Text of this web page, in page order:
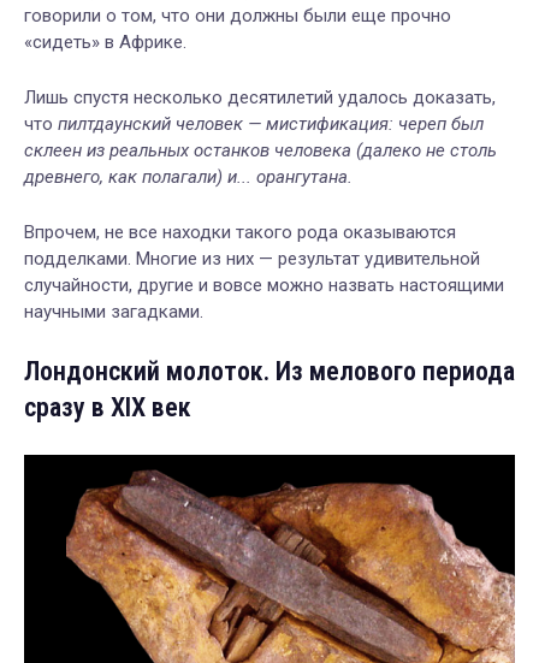
говорили о том, что они должны были еще прочно
«сидеть» в Африке.
Лишь спустя несколько десятилетий удалось доказать,
что пилтдаунский человек — мистификация: череп был
склеен из реальных останков человека (далеко не столь
древнего, как полагали) и... орангутана.
Впрочем, не все находки такого рода оказываются
подделками. Многие из них — результат удивительной
случайности, другие и вовсе можно назвать настоящими
научными загадками.
Лондонский молоток. Из мелового периода
сразу в XIX век